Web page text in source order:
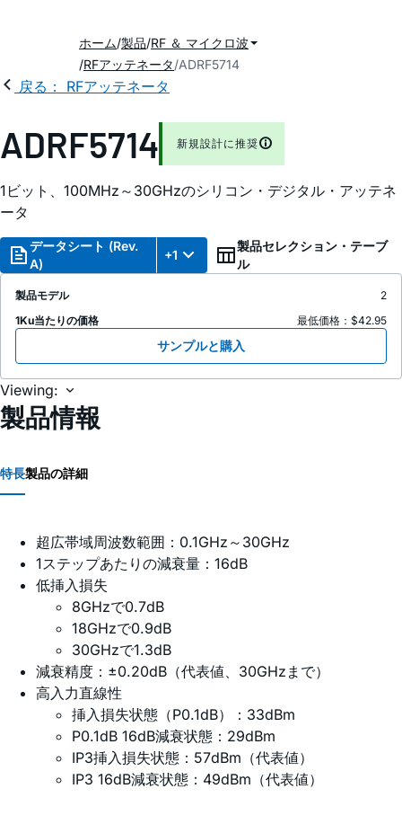
ホーム 製品 RF ＆ マイクロ波
RFアッテネータ ADRF5714
戻る： RFアッテネータ
ADRF5714 新規設計に推奨
1ビット、100MHz～30GHzのシリコン・デジタル・アッテネ
ータ
データシート (Rev.
A)
+1
製品セレクション・テーブ
ル
製品モデル
2
1Ku当たりの価格
最低価格：$42.95
サンプルと購入
Viewing:
製品情報
特長製品の詳細
超広帯域周波数範囲：0.1GHz～30GHz
1ステップあたりの減衰量：16dB
低挿入損失
8GHzで0.7dB
18GHzで0.9dB
30GHzで1.3dB
減衰精度：±0.20dB（代表値、30GHzまで）
高入力直線性
挿入損失状態（P0.1dB）：33dBm
P0.1dB 16dB減衰状態：29dBm
IP3挿入損失状態：57dBm（代表値）
IP3 16dB減衰状態：49dBm（代表値）